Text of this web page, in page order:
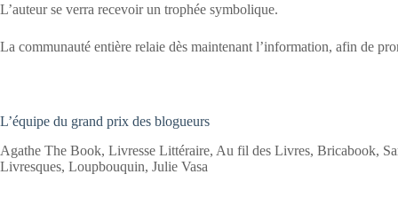
L’auteur se verra recevoir un trophée symbolique.
La communauté entière relaie dès maintenant l’information, afin de
L’équipe du grand prix des blogueurs
Agathe The Book, Livresse Littéraire, Au fil des Livres, Bricabook,
Livresques, Loupbouquin, Julie Vasa